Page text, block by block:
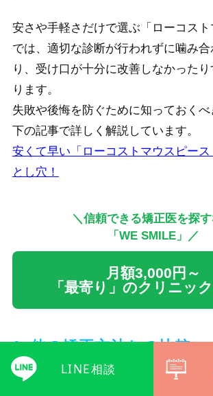
安さや手軽さだけで選ぶ「ローコスト
では、適切な診断が行われずに噛み
り、受け口が十分に改善しなかった
ります。
失敗や後悔を防ぐために知っておく
下の記事で詳しく解説しています。
安くて早い「ローコストマウスピー
とし穴！
＼信頼できる矯正医を探
「WE SMILE」／
月額3,000円～
「最寄り」のクリニッ
6. 他の矯正方法との比較
LINE相談